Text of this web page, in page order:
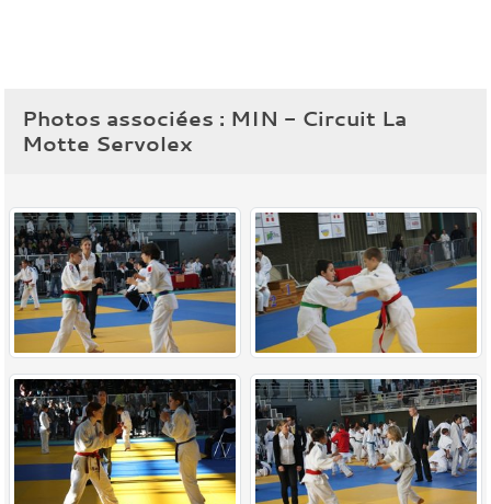
Photos associées : MIN - Circuit La
Motte Servolex